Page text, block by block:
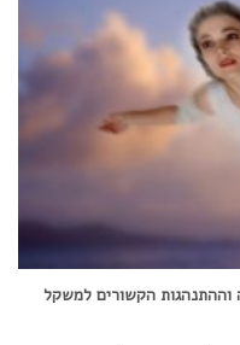
וההתנהגות הקשורים למשקל